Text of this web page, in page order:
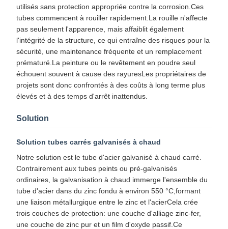
utilisés sans protection appropriée contre la corrosion.Ces
tubes commencent à rouiller rapidement.La rouille n'affecte
pas seulement l'apparence, mais affaiblit également
l'intégrité de la structure, ce qui entraîne des risques pour la
sécurité, une maintenance fréquente et un remplacement
prématuré.La peinture ou le revêtement en poudre seul
échouent souvent à cause des rayuresLes propriétaires de
projets sont donc confrontés à des coûts à long terme plus
élevés et à des temps d'arrêt inattendus.
Solution
Solution tubes carrés galvanisés à chaud
Notre solution est le tube d'acier galvanisé à chaud carré.
Contrairement aux tubes peints ou pré-galvanisés
ordinaires, la galvanisation à chaud immerge l'ensemble du
tube d'acier dans du zinc fondu à environ 550 °C,formant
une liaison métallurgique entre le zinc et l'acierCela crée
trois couches de protection: une couche d'alliage zinc-fer,
une couche de zinc pur et un film d'oxyde passif.Ce